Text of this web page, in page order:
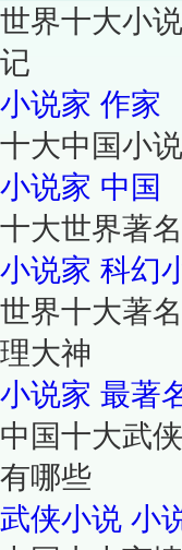
世界十大小
记
小说家 作家
十大中国小
小说家 中国
十大世界著
小说家 科幻
世界十大著
理大神
小说家 最著
中国十大武
有哪些
武侠小说 小